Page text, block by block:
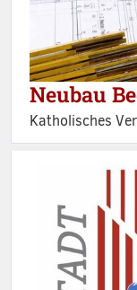
Neubau
Katholisches